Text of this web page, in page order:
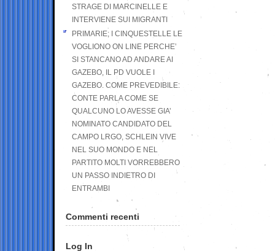
STRAGE DI MARCINELLE E
INTERVIENE SUI MIGRANTI
PRIMARIE; I CINQUESTELLE LE
VOGLIONO ON LINE PERCHE’
SI STANCANO AD ANDARE AI
GAZEBO, IL PD VUOLE I
GAZEBO. COME PREVEDIBILE:
CONTE PARLA COME SE
QUALCUNO LO AVESSE GIA’
NOMINATO CANDIDATO DEL
CAMPO LRGO, SCHLEIN VIVE
NEL SUO MONDO E NEL
PARTITO MOLTI VORREBBERO
UN PASSO INDIETRO DI
ENTRAMBI
Commenti recenti
Log In